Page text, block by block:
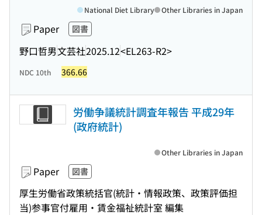
Paper 図書
野口哲男文芸社2025.12<EL263-R2>
National Diet Library Other Libraries in Japan
NDC 10th 366.66
労働争議統計調査年報告 平成29年
(政府統計)
Paper 図書
厚生労働省政策統括官(統計・情報政策、政策評価担
当)参事官付雇用・賃金福祉統計室 編集
Other Libraries in Japan